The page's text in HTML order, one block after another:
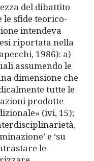
del dibattito
le sfide teorico-
intendeva
riportata nella
1986): a)
assumendo le
dimensione che
tutte le
prodotte
(ivi, 15);
e ‘su
le